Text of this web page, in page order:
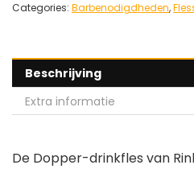
Categories: Barbenodigdheden,
Beschrijving
Extra informatie
De Dopper-drinkfles van